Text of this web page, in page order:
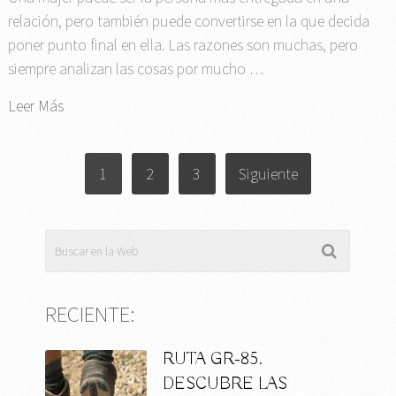
relación, pero también puede convertirse en la que decida
poner punto final en ella. Las razones son muchas, pero
siempre analizan las cosas por mucho …
Leer Más
PAGINACIÓN1 2 3 Siguiente
RECIENTE:
RUTA GR-85.
DESCUBRE LAS